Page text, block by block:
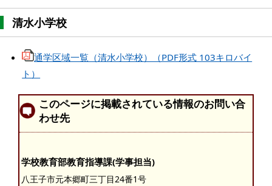
清水小学校
通学区域一覧（清水小学校）（PDF形式 103キロバイ
ト）
このページに掲載されている情報のお問い合
わせ先
学校教育部教育指導課(学事担当)
八王子市元本郷町三丁目24番1号